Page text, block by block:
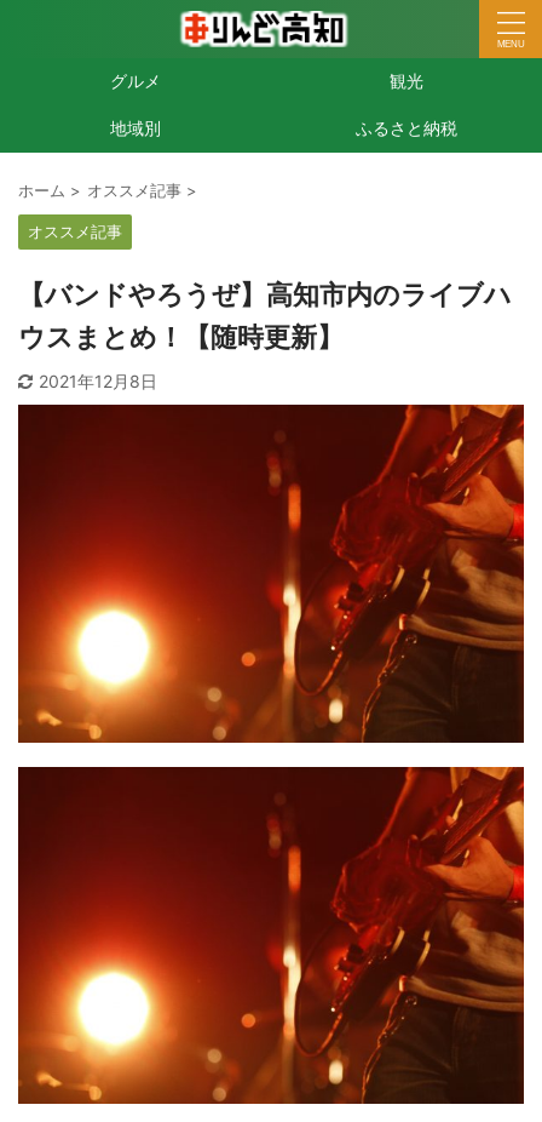
グルメ 観光
地域別 ふるさと納税
ホーム > オススメ記事 >
オススメ記事
【バンドやろうぜ】高知市内のライブハ
ウスまとめ！【随時更新】
2021年12月8日